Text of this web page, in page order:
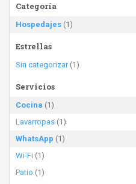
Categoría
Hospedajes (1)
Estrellas
Sin categorizar(1)
Servicios
Cocina (1)
Lavarropas (1)
WhatsApp (1)
Wi-Fi (1)
Patio (1)